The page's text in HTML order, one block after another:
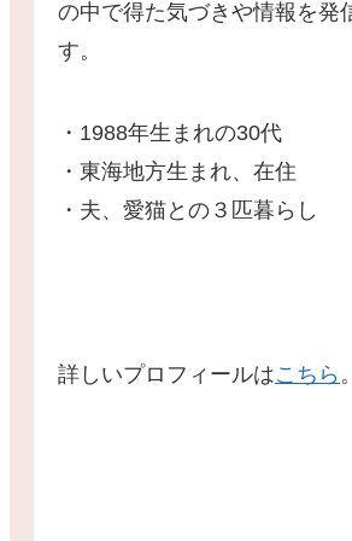
の中で得た気づきや情報を発
す。
・1988年生まれの30代
・東海地方生まれ、在住
・夫、愛猫との３匹暮らし
詳しいプロフィールはこちら 。